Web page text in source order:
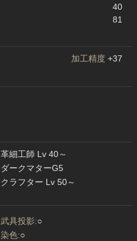
40
81
加工精度 +37
革細工師 Lv 40～
ダークマターG5
クラフター Lv 50～
武具投影:○
染色:○